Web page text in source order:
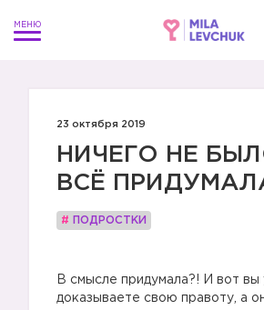
23 октября 2019
НИЧЕГО НЕ
ВСЁ
# ПОДРОСТКИ
В смысле придумала?! И вот вы
доказываете свою правоту, а